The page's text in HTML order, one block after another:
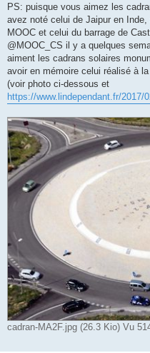
PS: puisque vous aimez les
avez noté celui de Jaipur en
MOOC et celui du barrage de
@MOOC_CS il y a quelques
aiment les cadrans solaires
avoir en mémoire celui réalisé à
(voir photo ci-dessous et
https://www.lindependant.fr/2017/
cadran-MA2F.jpg (26.3 Kio) Vu